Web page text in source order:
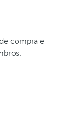
compra e